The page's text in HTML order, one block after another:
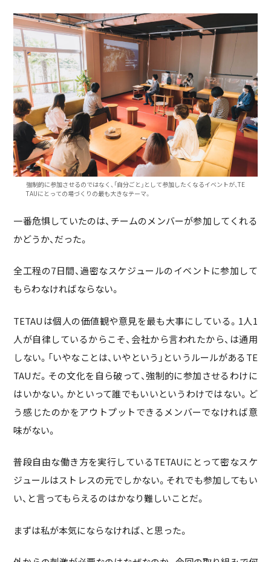
強制的に参加させるのではなく、「自分ごと」として参加したくなるイベントが、TE
TAUにとっての場づくりの最も大きなテーマ。
一番危惧していたのは、チームのメンバーが参加してくれる
かどうか、だった。
全工程の7日間、過密なスケジュールのイベントに参加して
もらわなければならない。
TETAUは個人の価値観や意見を最も大事にしている。1人1
人が自律しているからこそ、会社から言われたから、は通用
しない。「いやなことは、いやという」というルールがあるTE
TAUだ。その文化を自ら破って、強制的に参加させるわけに
はいかない。かといって誰でもいいというわけではない。ど
う感じたのかをアウトプットできるメンバーでなければ意
味がない。
普段自由な働き方を実行しているTETAUにとって密なスケ
ジュールはストレスの元でしかない。それでも参加してもい
い、と言ってもらえるのはかなり難しいことだ。
まずは私が本気にならなければ、と思った。